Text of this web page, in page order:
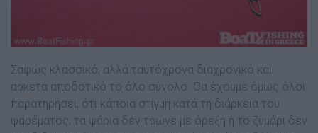
Σαφώς κλασσικό, αλλά ταυτόχρονα διαχρονικό και
αρκετά αποδοτικό το όλο σύνολο. Θα έχουµε όµως όλοι
παρατηρήσει, ότι κάποια στιγµή κατά τη διάρκεια του
ψαρέµατος, τα ψάρια δεν τρώνε µε όρεξη ή το ζυµάρι δεν